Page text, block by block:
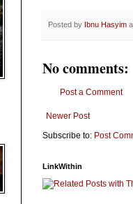
Posted by Ibnu Hasyim
No comments:
Post a Comment
Newer Post
Subscribe to: Post
LinkWithin